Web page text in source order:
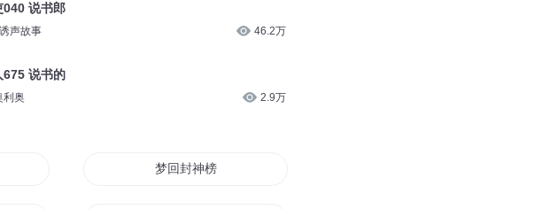
040 说书郎
声故事 46.2万
675 说书的
利奥 2.9万
梦回封神榜